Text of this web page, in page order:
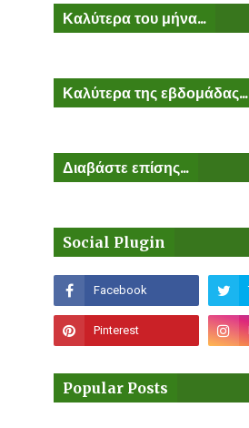
Καλύτερα του μήνα...
Καλύτερα της εβδομάδας...
Διαβάστε επίσης...
Social Plugin
Popular Posts